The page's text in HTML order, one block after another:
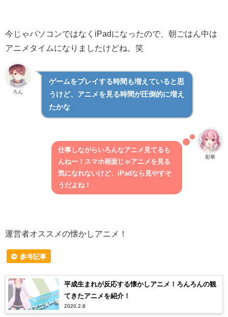
今じゃパソコンではなくiPadになったので、朝ごはん中は
アニメタイムになりましたけどね。笑
ろん
ゲームをプレイする時間も増えていると思
うけど、アニメを見る時間が圧倒的に増え
たかな
彩華
仕事しながらいろんなアニメ見てるも
んねー！スマホ画面じゃアニメを見る
気になれないけど、iPadなら見やすそ
うだよね！
運営者オススメの懐かしアニメ！
参考記事
平成生まれが反応する懐かしアニメ！ろんろんの観
てきたアニメを紹介！
2020.2.8